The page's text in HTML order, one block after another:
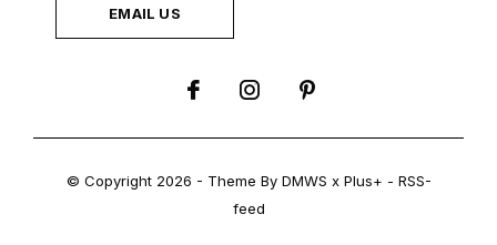
EMAIL US
© Copyright 2026 - Theme By DMWS x Plus+ - RSS-
feed